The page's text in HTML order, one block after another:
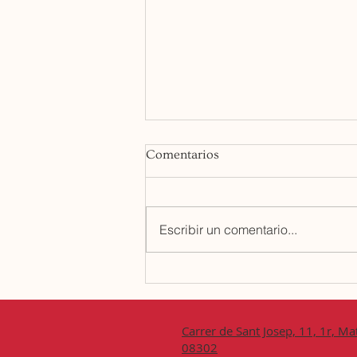
Comentarios
Escribir un comentario...
Carrer de Sant Josep, 11, 1r,
08302